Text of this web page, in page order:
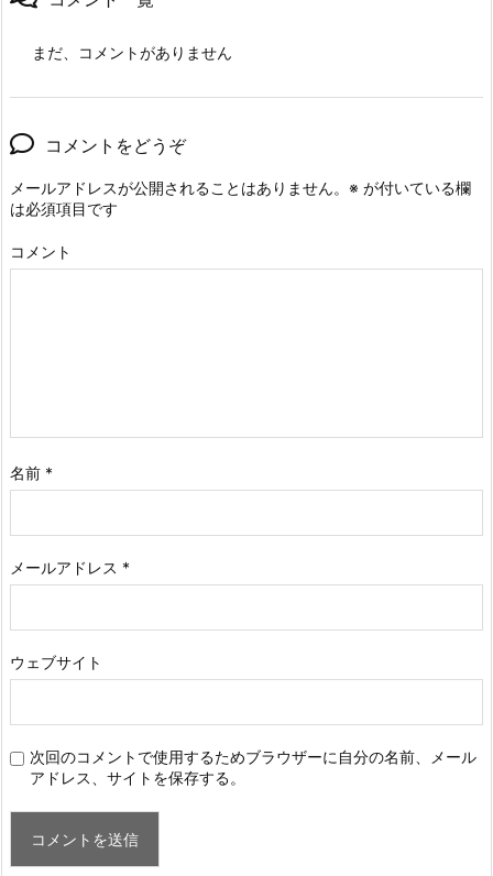
まだ、コメントがありません
コメントをどうぞ
メールアドレスが公開されることはありません。 ※ が付いている欄
は必須項目です
コメント
名前 *
メールアドレス *
ウェブサイト
次回のコメントで使用するためブラウザーに自分の名前、メール
アドレス、サイトを保存する。